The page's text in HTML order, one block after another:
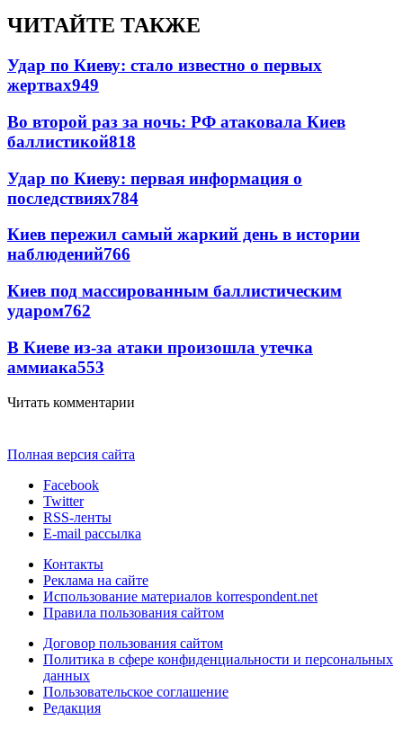
ЧИТАЙТЕ ТАКЖЕ
Удар по Киеву: стало известно о первых
жертвах949
Во второй раз за ночь: РФ атаковала Киев
баллистикой818
Удар по Киеву: первая информация о
последствиях784
Киев пережил самый жаркий день в истории
наблюдений766
Киев под массированным баллистическим
ударом762
В Киеве из-за атаки произошла утечка
аммиака553
Читать комментарии
Полная версия сайта
Facebook
Twitter
RSS-ленты
E-mail рассылка
Контакты
Реклама на сайте
Использование материалов korrespondent.net
Правила пользования сайтом
Договор пользования сайтом
Политика в сфере конфиденциальности и персональных
данных
Пользовательское соглашение
Редакция